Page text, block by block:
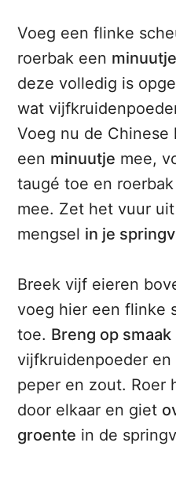
Voeg een flinke
roerbak een
deze volledig is
wat
Voeg nu de
een minuutje mee,
taugé toe en
mee. Zet het vuur
mengsel in je
Breek vijf eieren
voeg hier een flinke
toe. Breng op smaak
vijfkruidenpoeder en
peper en zout. Roer
door elkaar en giet
groente in de